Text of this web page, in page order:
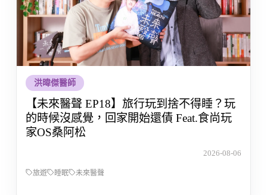
洪暐傑醫師
【未來醫聲 EP18】旅行玩到捨不得睡？玩
的時候沒感覺，回家開始還債 Feat.食尚玩
家OS桑阿松
2026-08-06
旅遊 睡眠 未來醫聲